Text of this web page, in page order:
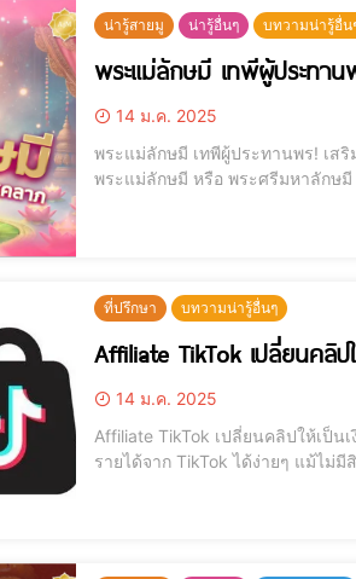
น่ารู้สายมู น่ารู้อื่นๆ บทวามน่ารู้อื่น
พระแม่ลักษมี เทพีผู้ประทาน
14 ม.ค. 2025
พระแม่ลักษมี เทพีผู้ประทานพร! เสริมโชคลาภ ความรัก และความง
พระแม่ลักษมี หรือ พระศรีมหาลักษ
ที่ปรึกษา บทวามน่ารู้อื่นๆ
Affiliate TikTok เปลี่ยนคลิ
14 ม.ค. 2025
Affiliate TikTok เปลี่ยนคลิปให้เป็นเงิน! 💸 สร้างรายได้ง่ายๆ แ
รายได้จาก TikTok ได้ง่ายๆ แม้ไม่